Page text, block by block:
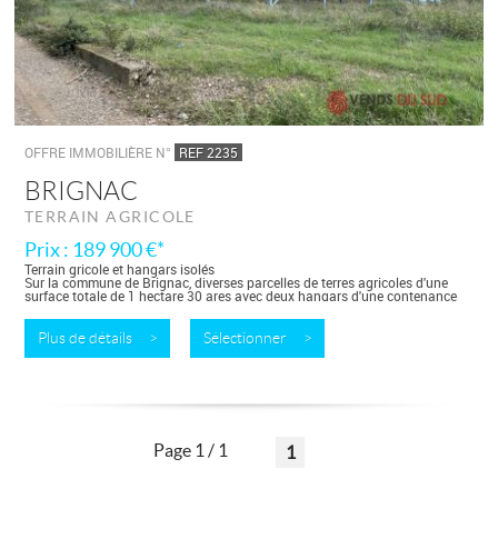
OFFRE IMMOBILIÈRE N° REF 2235
BRIGNAC
TERRAIN AGRICOLE
Prix : 189 900 €*
Terrain gricole et hangars isolés
Sur la commune de Brignac, diverses parcelles de terres agricoles d'une
surface totale de 1 hectare 30 ares avec deux hangars d'une contenance
Plus de détails > Sélectionner >
Page 1 / 1 1